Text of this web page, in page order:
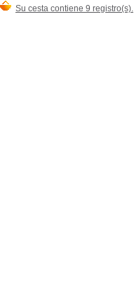
Su cesta contiene 9 registro(s).